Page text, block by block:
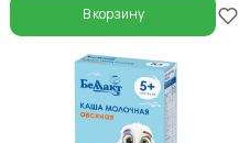
В корзину